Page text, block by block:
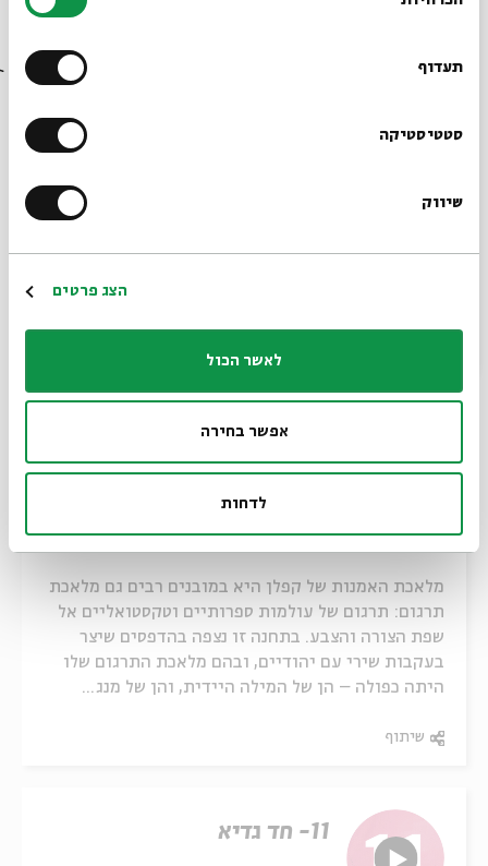
הסכמה
תעדוף
סטטיסטיקה
שיווק
הצג פרטים
לאשר הכול
אפשר בחירה
לדחות
בנובלה ״שיר השירים״ מצייר שלום עליכם פורטרט מלא
תום של אהבת נעורים, ומתבונן באהבה הבוסרית
קפלן שנוצרה בעקבותיה לוכדת את הקסם הייחודי של
12 - יצירות בעקבות שירי עם
יהודיים
מלאכת האמנות של קפלן היא במובנים רבים גם מלאכת
תרגום: תרגום של עולמות ספרותיים וטקסטואליים אל
שפת הצורה והצבע. בתחנה זו נצפה בהדפסים שיצר
בעקבות שירי עם יהודיים, ובהם מלאכת התרגום שלו
היתה כפולה – הן של המילה היידית, והן של מנג...
שיתוף
11- חד גדיא